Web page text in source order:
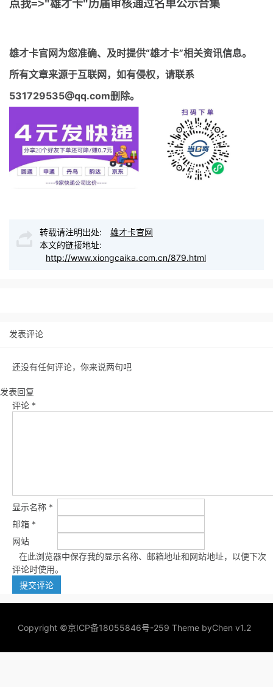
点我=>"雄才卡"历届审核通过名单公示合集
雄才卡官网为您准确、及时提供“雄才卡”相关资讯信息。
所有文章来源于互联网，如有侵权，请联系
531729535@qq.com删除。
转载请注明出处:
雄才卡官网
本文的链接地址:
http://www.xiongcaika.com.cn/879.html
发表评论
还没有任何评论，你来说两句吧
发表回复
评论 *
显示名称 *
邮箱 *
网站
在此浏览器中保存我的显示名称、邮箱地址和网站地址，以便下次
评论时使用。
Copyright ©京ICP备18055846号-259 Theme byChen v1.2